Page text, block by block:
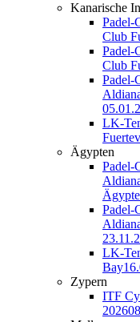
Kanarische
Padel-
Club
Padel-
Club
Padel-
LK-
Ägypten
Padel-
Padel-
LK-
Bay
Zypern
ITF
2026